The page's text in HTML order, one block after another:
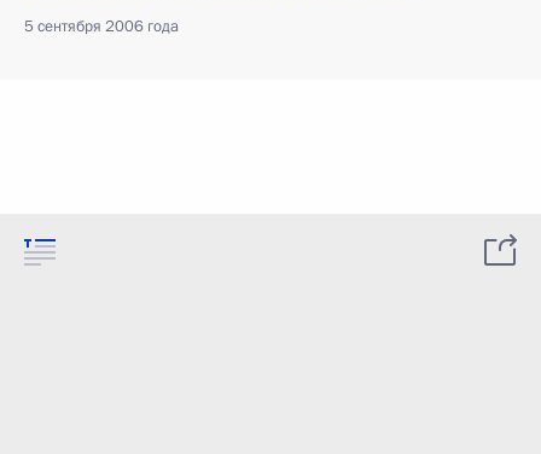
5 сентября 2006 года